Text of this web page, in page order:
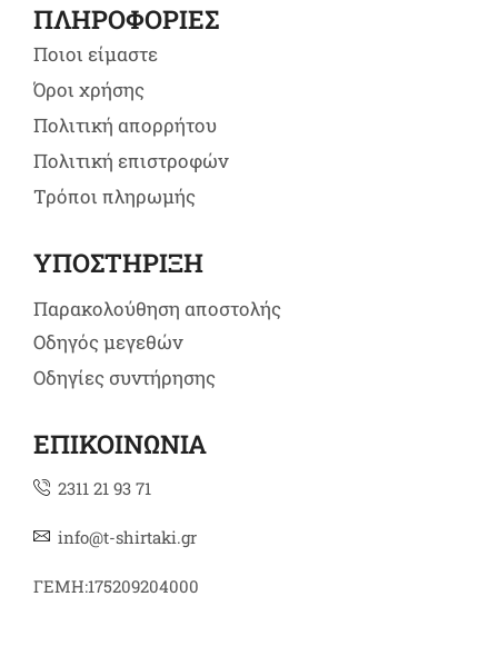
ΠΛΗΡΟΦΟΡΙΕΣ
Ποιοι είμαστε
Όροι χρήσης
Πολιτική απορρήτου
Πολιτική επιστροφών
Τρόποι πληρωμής
ΥΠΟΣΤΗΡΙΞΗ
Παρακολούθηση αποστολής
Οδηγός μεγεθών
Οδηγίες συντήρησης
ΕΠΙΚΟΙΝΩΝΙΑ
2311 21 93 71
info@t-shirtaki.gr
ΓΕΜΗ:175209204000